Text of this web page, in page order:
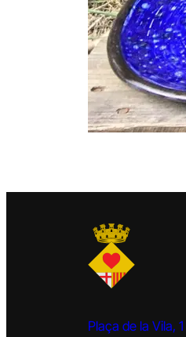
Plaça de la Vila, 1